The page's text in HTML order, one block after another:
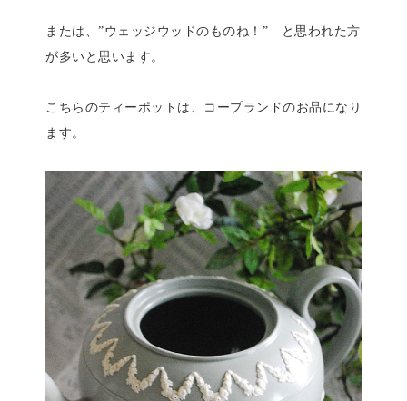
または、”ウェッジウッドのものね！” と思われた方
が多いと思います。
こちらのティーポットは、コープランドのお品になり
ます。